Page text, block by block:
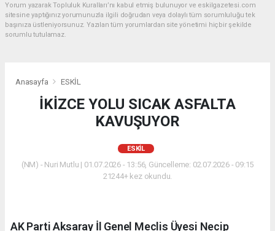
Yorum yazarak Topluluk Kuralları’nı kabul etmiş bulunuyor ve eskilgazetesi.com
sitesine yaptığınız yorumunuzla ilgili doğrudan veya dolaylı tüm sorumluluğu tek
başınıza üstleniyorsunuz. Yazılan tüm yorumlardan site yönetimi hiçbir şekilde
sorumlu tutulamaz.
Anasayfa ESKİL
İKİZCE YOLU SICAK ASFALTA
KAVUŞUYOR
ESKİL
(NM) - Nuri Mutlu | 01.07.2026 - 13:56, Güncelleme: 02.07.2026 - 09:15
21244+ kez okundu.
AK Parti Aksaray İl Genel Meclis Üyesi Necip